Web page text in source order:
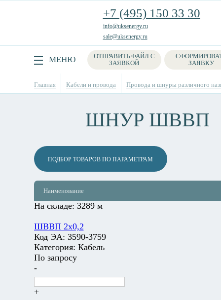
+7 (495) 150 33 30
info@uksenergy.ru
sale@uksenergy.ru
МЕНЮ
ОТПРАВИТЬ ФАЙЛ С
ЗАЯВКОЙ
ЗАЯВКУ
Поиск
Главная Кабели и провода Провода и шнуры различного
ШНУР ШВВП
ПОДБОР ТОВАРОВ ПО ПАРАМЕТРАМ
Наименование
На складе: 3289 м
ШВВП 2х0,2
Код ЭА: 3590-3759
Категория: Кабель
По запросу
-
+